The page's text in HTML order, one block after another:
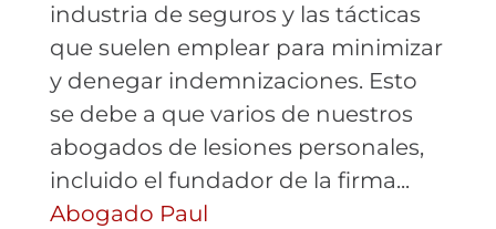
industria de seguros y las tácticas
que suelen emplear para minimizar
y denegar indemnizaciones. Esto
se debe a que varios de nuestros
abogados de lesiones personales,
incluido el fundador de la firma...
Abogado Paul